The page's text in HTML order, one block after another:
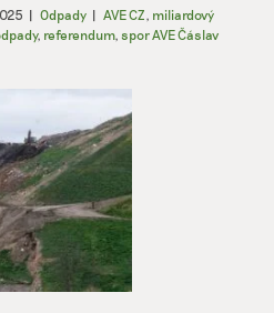
| Odpady | AVE CZ, miliardový
, referendum, spor AVE Čáslav